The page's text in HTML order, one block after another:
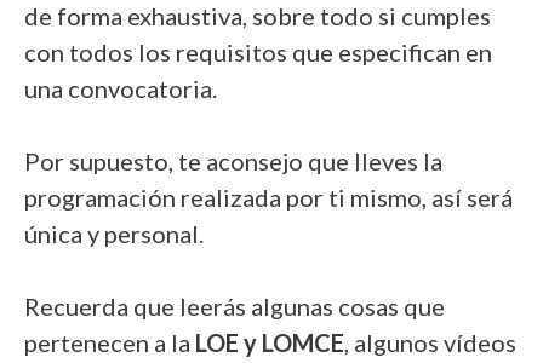
de forma exhaustiva, sobre todo si cumples
con todos los requisitos que especifican en
una convocatoria.
Por supuesto, te aconsejo que lleves la
programación realizada por ti mismo, así será
única y personal.
Recuerda que leerás algunas cosas que
pertenecen a la LOE y LOMCE, algunos vídeos